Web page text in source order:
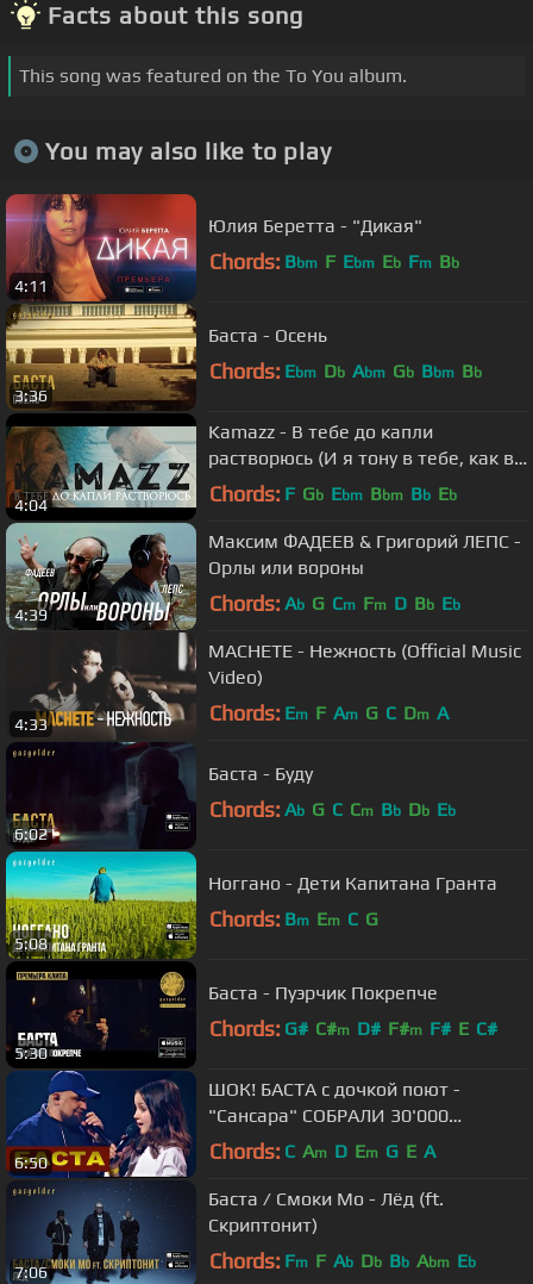
Facts about this song
This song was featured on the To You album.
You may also like to play
4:11
Юлия Беретта - "Дикая"
Chords: Bbm F Ebm Eb Fm Bb
3:36
Баста - Осень
Chords: Ebm Db Abm Gb Bbm Bb
4:04
Kamazz - В тебе до капли
растворюсь (И я тону в тебе, как в
омуте)
Chords: F Gb Ebm Bbm Bb Eb
4:39
Максим ФАДЕЕВ & Григорий ЛЕПС -
Орлы или вороны
Chords: Ab G Cm Fm D Bb Eb
4:33
MACHETE - Нежность (Official Music
Video)
Chords: Em F Am G C Dm A
6:02
Баста - Буду
Chords: Ab G C Cm Bb Db Eb
5:08
Ноггано - Дети Капитана Гранта
Chords: Bm Em C G
5:30
Баста - Пуэрчик Покрепче
Chords: G# C#m D# F#m F# E C#
6:50
ШОК! БАСТА с дочкой поют -
"Сансара" СОБРАЛИ 30'000
Зрителей
Chords: C Am D Em G E A
7:06
Баста / Смоки Мо - Лёд (ft.
Скриптонит)
Chords: Fm F Ab Db Bb Abm Eb